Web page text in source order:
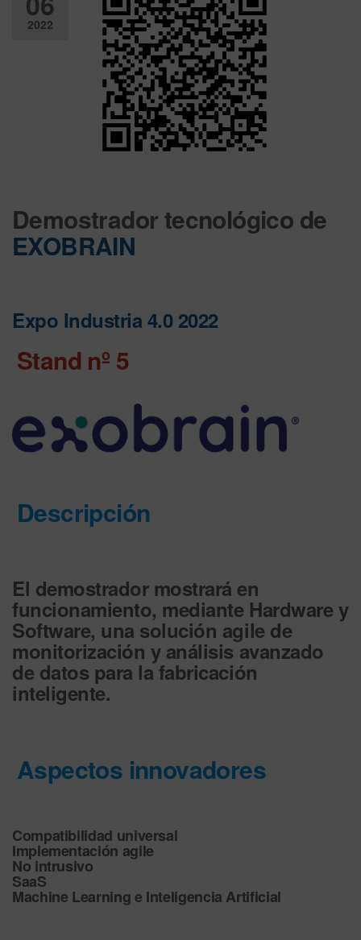
2022
Demostrador tecnológico de
EXOBRAIN
Expo Industria 4.0 2022
Stand nº 5
Descripción
El demostrador mostrará en
funcionamiento, mediante Hardware y
Software, una solución agile de
monitorización y análisis avanzado
de datos para la fabricación
inteligente.
Aspectos innovadores
Compatibilidad universal
Implementación agile
No intrusivo
SaaS
Machine Learning e Inteligencia Artificial